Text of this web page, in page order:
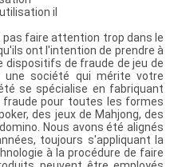
il
pas faire attention trop dans le
ont l'intention de prendre à
dispositifs de fraude de jeu de
une société qui mérite votre
se spécialise en fabriquant
pour toutes les formes
des jeux de Mahjong, des
Nous avons été alignés
toujours s'appliquant la
à la procédure de faire